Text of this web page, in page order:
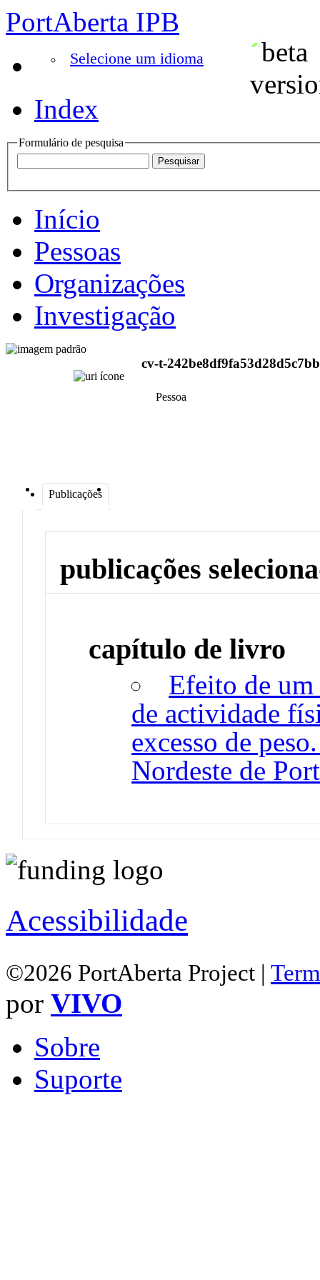
PortAberta IPB
Selecione um idioma
Index
Formulário de pesquisa
Início
Pessoas
Organizações
Investigação
cv-t-
Pessoa
Publicações
publicações
capítulo de livro
Efeito de
de actividade
excesso de
Nordeste de
Acessibilidade
©2026 PortAberta Project |
por VIVO
Sobre
Suporte